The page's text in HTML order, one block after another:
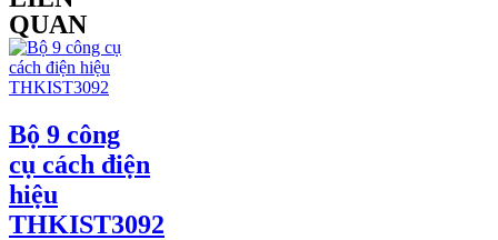
QUAN
Bộ 9 công
cụ cách điện
hiệu
THKIST3092